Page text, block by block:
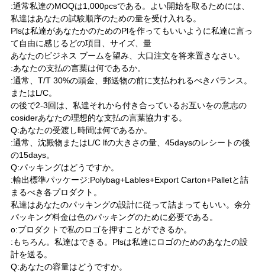
:通常私達のMOQは1,000pcsである。よい開始を取るためには、
私達はあなたの試験順序のための量を受け入れる。
Plsは私達があなたかのためのPlを作ってもいいように私達に言っ
て自由に感じるどの項目、サイズ、量
あなたのビジネス ブームを望み、大口注文を将来置きなさい。
:あなたの支払の言葉は何であるか。
:通常、T/T 30%の頭金、郵送物の前に支払われるべきバランス。
またはL/C。
の後で2-3回は、私達それから付き合っているお互いをの意志の
cosiderあなたの理想的な支払の言葉協力する。
Q:あなたの受渡し時間は何であるか。
:通常、沈殿物またはL/C lfの大きさの量、45daysのレシートの後
の15days。
Q:パッキングはどうですか。
:輸出標準パッケージ:Polybag+Lables+Export Carton+Palletと詰
まるべき各プロダクト。
私達はあなたのパッキングの設計に従って詰まってもいい。余分
パッキング料金は色のパッキングのために必要である。
o:プロダクトで私のロゴを押すことができるか。
:もちろん。私達はできる。Plsは私達にロゴのためのあなたの設
計を送る。
Q:あなたの容量はどうですか。